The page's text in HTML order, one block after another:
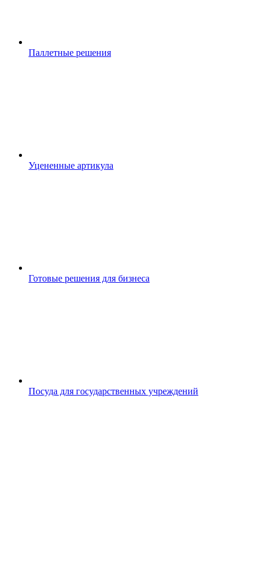
Паллетные решения
Уцененные артикула
Готовые решения для бизнеса
Посуда для государственных учреждений